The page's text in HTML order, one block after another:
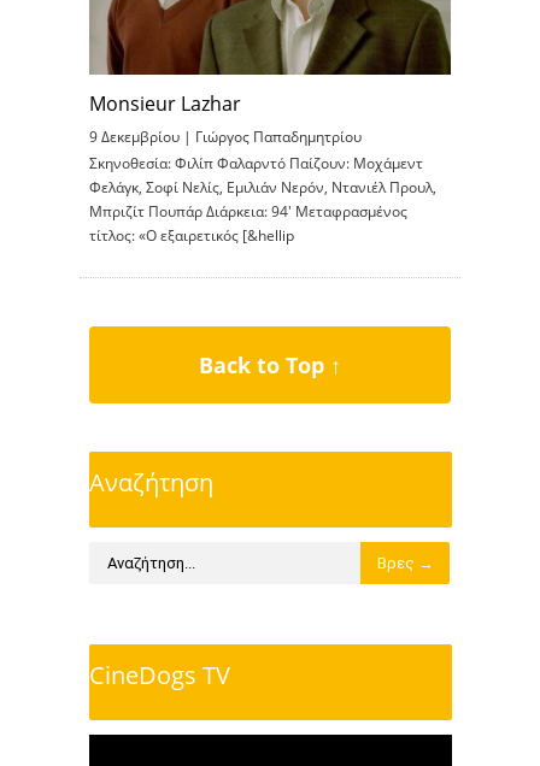
Monsieur Lazhar
9 Δεκεμβρίου | Γιώργος Παπαδημητρίου
Σκηνοθεσία: Φιλίπ Φαλαρντό Παίζουν: Μοχάμεντ
Φελάγκ, Σοφί Νελίς, Εμιλιάν Νερόν, Ντανιέλ Προυλ,
Μπριζίτ Πουπάρ Διάρκεια: 94′ Μεταφρασμένος
τίτλος: «Ο εξαιρετικός [&hellip
Back to Top ↑
Αναζήτηση
CineDogs TV